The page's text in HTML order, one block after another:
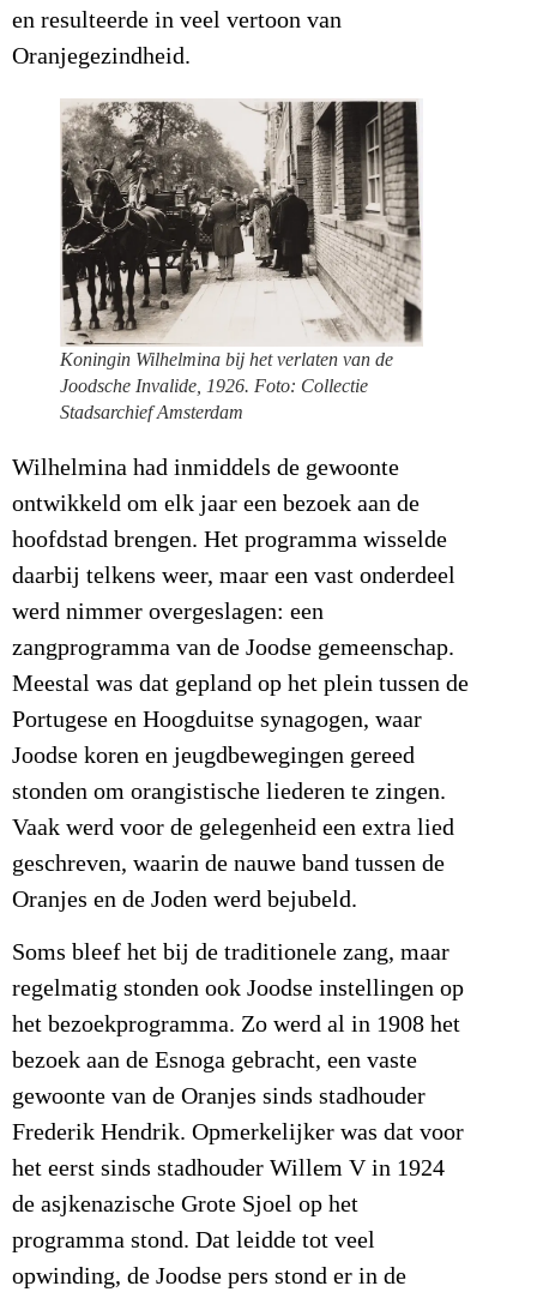
en resulteerde in veel vertoon van
Oranjegezindheid.
Koningin Wilhelmina bij het verlaten van de
Joodsche Invalide, 1926. Foto: Collectie
Stadsarchief Amsterdam
Wilhelmina had inmiddels de gewoonte
ontwikkeld om elk jaar een bezoek aan de
hoofdstad brengen. Het programma wisselde
daarbij telkens weer, maar een vast onderdeel
werd nimmer overgeslagen: een
zangprogramma van de Joodse gemeenschap.
Meestal was dat gepland op het plein tussen de
Portugese en Hoogduitse synagogen, waar
Joodse koren en jeugdbewegingen gereed
stonden om orangistische liederen te zingen.
Vaak werd voor de gelegenheid een extra lied
geschreven, waarin de nauwe band tussen de
Oranjes en de Joden werd bejubeld.
Soms bleef het bij de traditionele zang, maar
regelmatig stonden ook Joodse instellingen op
het bezoekprogramma. Zo werd al in 1908 het
bezoek aan de Esnoga gebracht, een vaste
gewoonte van de Oranjes sinds stadhouder
Frederik Hendrik. Opmerkelijker was dat voor
het eerst sinds stadhouder Willem V in 1924
de asjkenazische Grote Sjoel op het
programma stond. Dat leidde tot veel
opwinding, de Joodse pers stond er in de